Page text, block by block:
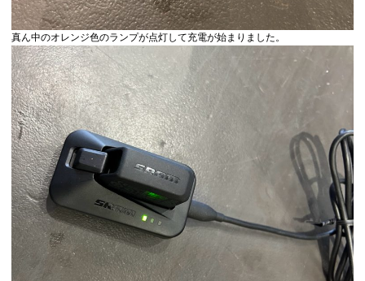
真ん中のオレンジ色のランプが点灯して充電が始まりました。